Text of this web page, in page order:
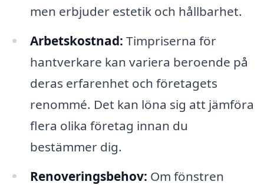
men erbjuder estetik och hållbarhet.
Arbetskostnad: Timpriserna för
hantverkare kan variera beroende på
deras erfarenhet och företagets
renommé. Det kan löna sig att jämföra
flera olika företag innan du
bestämmer dig.
Renoveringsbehov: Om fönstren